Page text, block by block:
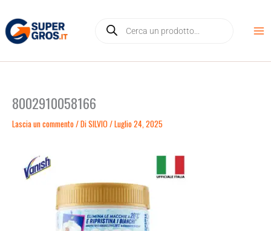
contenuto
search
8002910058166
Lascia un commento/ DiSILVIO/Luglio 24, 2025